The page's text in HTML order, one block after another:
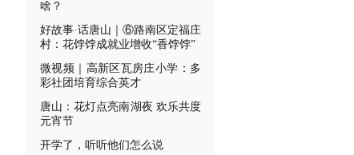
啥？
好故事·话唐山｜⑥路南区定福庄
村：花饽饽成就业增收“香饽饽”
微视频｜高新区瓦房庄小学：多
彩社团培育综合英才
唐山：花灯点亮南湖夜 欢乐共度
元宵节
开学了，听听他们怎么说